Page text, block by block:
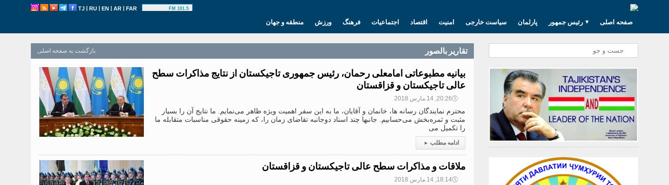
TJ | RU | EN | AR | FAR 101.5 FM
منطقه و جهان ورزش فرهنگ اجتماعیات اقتصاد امنیت سیاست خارجی پارلمان رئیس جمهور صفحه اصلی
بازگشت به صفحه اصلی تقارير بالصور
بیانیه مطبوعاتی امامعلی رحمان، رئیس جمهوری تاجیکستان از نتایج مذاکرات سطح
عالی تاجیکستان و قزاقستان
🕔20:26, 14.مارس 2018
محترم نمایندگان رسانه ها، خانمان و آقایان، ما به این سفر اهمیت ویژه ظاهر می‌نمایم. ما نتایج آن را بسیار
مثبت و ثمره‌بخش می‌حسابیم. جانبها چند اسناد دوجانبه تقاضای زمان را، که زمینه حقوقی مناسبات متقابله ما
را تکمیل می
ادامه مطلب ▸
ملاقات و مذاکرات سطح عالی تاجیکستان و قزاقستان
🕔18:14, 14.مارس 2018